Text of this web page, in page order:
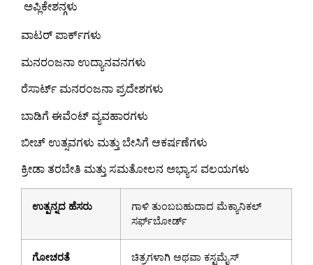
ಅಪ್ಲಿಕೇಶನ್ಗಳು
ವಾಟರ್ ಪಾರ್ಕ್‌ಗಳು
ಮನರಂಜನಾ ಉದ್ಯಾನವನಗಳು
ರೆಸಾರ್ಟ್ ಮನರಂಜನಾ ಪ್ರದೇಶಗಳು
ಬಾಡಿಗೆ ಈವೆಂಟ್ ವ್ಯವಹಾರಗಳು
ಬೀಚ್ ಉತ್ಸವಗಳು ಮತ್ತು ಬೇಸಿಗೆ ಆಕರ್ಷಣೆಗಳು
ಕ್ರೀಡಾ ತರಬೇತಿ ಮತ್ತು ಸಮತೋಲನ ಅಭ್ಯಾಸ ವಲಯಗಳು
ಉತ್ಪನ್ನದ ಹೆಸರು
ಗಾಳಿ ತುಂಬಬಹುದಾದ ಮೆಕ್ಯಾನಿಕಲ್
ಸರ್ಫ್‌ಬೋರ್ಡ್
ಗೋಚರತೆ ಚಿತ್ರಗಳಾಗಿ ಅಥವಾ ಕಸ್ಟಮೈಸ್